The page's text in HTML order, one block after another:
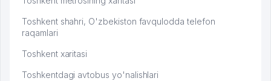
Toshkent shahri, O'zbekiston favqulodda telefon
raqamlari
Toshkent xaritasi
Toshkentdagi avtobus yo'nalishlari